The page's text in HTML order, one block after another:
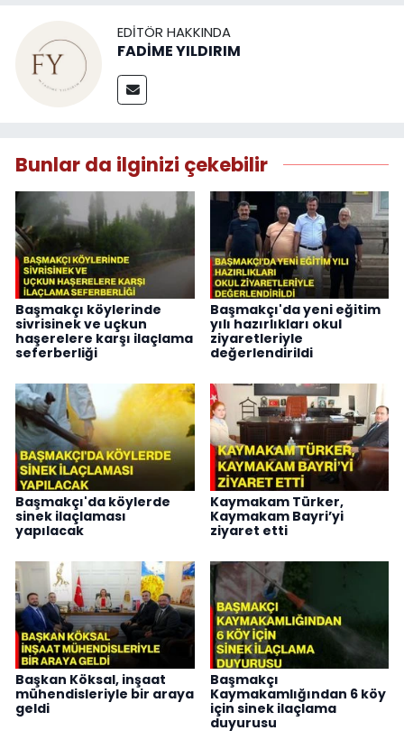
EDITÖR HAKKINDA
FADİME YILDIRIM
Bunlar da ilginizi çekebilir
Başmakçı köylerinde
sivrisinek ve uçkun
haşerelere karşı ilaçlama
seferberliği
Başmakçı'da yeni eğitim
yılı hazırlıkları okul
ziyaretleriyle
değerlendirildi
Başmakçı'da köylerde
sinek ilaçlaması
yapılacak
Kaymakam Türker,
Kaymakam Bayri’yi
ziyaret etti
Başkan Köksal, inşaat
mühendisleriyle bir araya
geldi
Başmakçı
Kaymakamlığından 6 köy
için sinek ilaçlama
duyurusu